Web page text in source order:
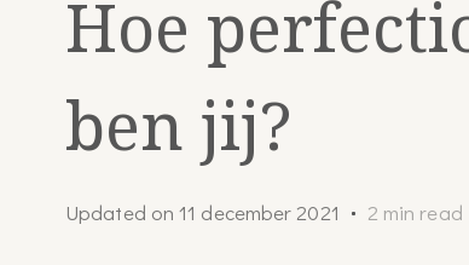
Hoe
ben jij?
Updated on11 december 2021 2 min read